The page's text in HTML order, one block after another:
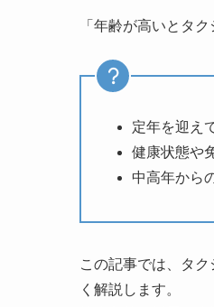
「年齢が高いとタ
定年を迎え
健康状態や
中高年から
この記事では、タ
く解説します。